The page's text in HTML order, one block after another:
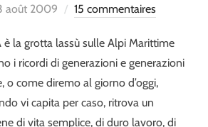
août 2009 15 commentaires
è la grotta lassù sulle Alpi Marittime
i ricordi di generazioni e generazioni
o come diremo al giorno d’oggi,
vi capita per caso, ritrova un
di vita semplice, di duro lavoro, di